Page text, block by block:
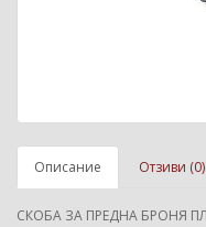
Описание Отзиви (0)
СКОБА ЗА ПРЕДНА БРОНЯ